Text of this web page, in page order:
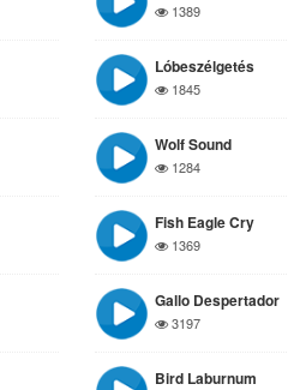
1389
Lóbeszélgetés
1845
Wolf Sound
1284
Fish Eagle Cry
1369
Gallo Despertador
3197
Bird Laburnum